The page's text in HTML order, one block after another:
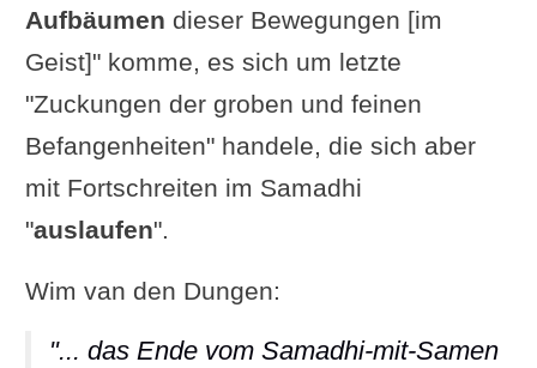
Aufbäumen dieser Bewegungen [im
Geist]" komme, es sich um letzte
"Zuckungen der groben und feinen
Befangenheiten" handele, die sich aber
mit Fortschreiten im Samadhi
"auslaufen".
Wim van den Dungen:
"... das Ende vom Samadhi-mit-Samen